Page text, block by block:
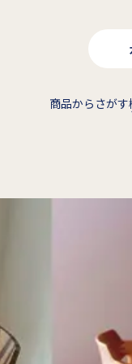
商品からさがす